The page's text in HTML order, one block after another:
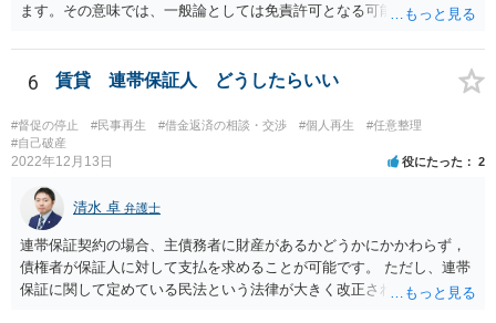
ます。その意味では、一般論としては免責許可となる可能性が全くな
あるのかといった個別事案の問題については、詳しい情報がないため
回答できません。最も事情をよく知っているのは申立代理人だと思い
ますので、申立代理人から見通しを聞き、あとは代理人を信じましょ
う。
6 賃貸 連帯保証人 どうしたらいい
#督促の停止 #民事再生 #借金返済の相談・交渉 #個人再生
#任意整理
#自己破産
2022年12月13日 役にたった 2
清水 卓 弁護士
連帯保証契約の場合、主債務者に財産があるかどうかにかかわらず，
債権者が保証人に対して支払を求めることが可能です。 ただし、連帯
保証に関して定めている民法という法律が大きく改正され、2020年4月